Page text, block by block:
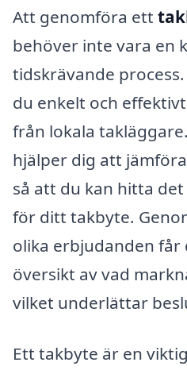
Att genomföra ett
behöver inte vara en
tidskrävande
du enkelt och
från lokala
hjälper dig att
så att du kan hitta
för ditt takbyte.
olika erbjudanden får
översikt av vad
vilket underlättar
Ett takbyte är en